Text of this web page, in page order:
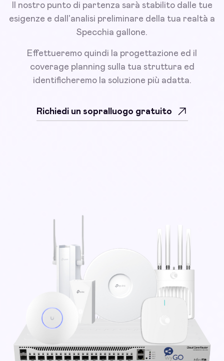
Il nostro punto di partenza sarà stabilito dalle tue
esigenze e dall'analisi preliminare della tua realtà a
Specchia gallone.
Effettueremo quindi la progettazione ed il
coverage planning sulla tua struttura ed
identificheremo la soluzione più adatta.
Richiedi un sopralluogo gratuito